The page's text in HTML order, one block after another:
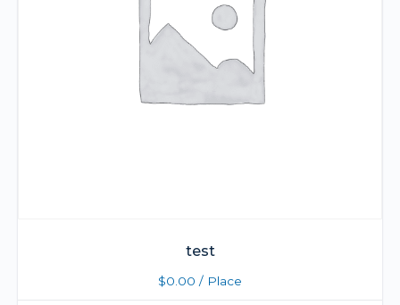
test
$0.00 / Place